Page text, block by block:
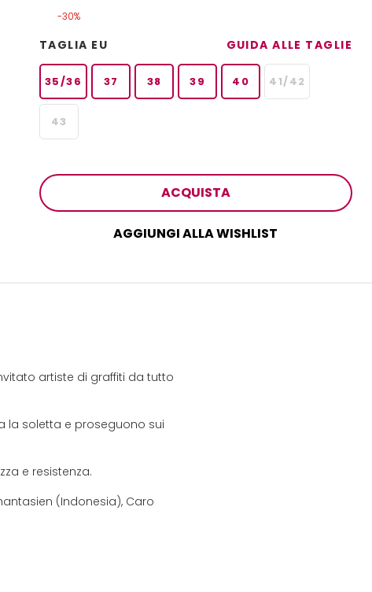
-30%
TAGLIA EU GUIDA ALLE TAGLIE
35/36 37 38 39 40 41/42
43
ACQUISTA
AGGIUNGI ALLA WISHLIST
artiste di graffiti da tutto
la soletta e proseguono sui
e resistenza.
(Indonesia), Caro